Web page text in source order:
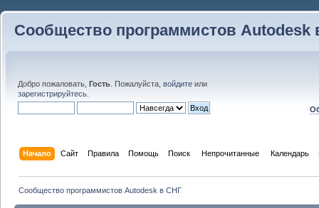
Сообщество программистов Autodesk
Добро пожаловать, Гость . Пожалуйста, войдите или
зарегистрируйтесь
Начало Сайт Правила Помощь Поиск Непрочитанные Календарь
Сообщество программистов Autodesk в СНГ